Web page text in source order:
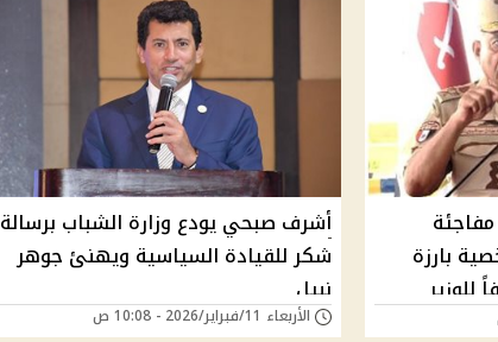
بارزة
للوزير
أشرف صبحي يودع وزارة الشباب برسالة
شكر للقيادة السياسية ويهنئ جوهر
نبيل
الأربعاء 11/فبراير/2026 - 10:08 ص